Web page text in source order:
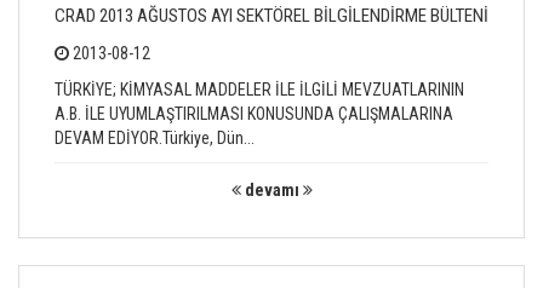
CRAD 2013 AĞUSTOS AYI SEKTÖREL BİLGİLENDİRME BÜLTENİ
2013-08-12
TÜRKİYE; KİMYASAL MADDELER İLE İLGİLİ MEVZUATLARININ
A.B. İLE UYUMLAŞTIRILMASI KONUSUNDA ÇALIŞMALARINA
DEVAM EDİYOR.Türkiye, Dün...
devamı